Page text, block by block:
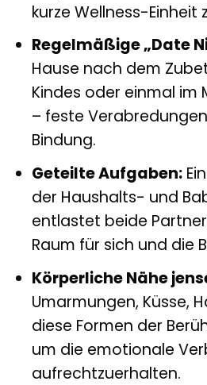
kurze Wellness-Einheit
Regelmäßige „Date
Hause nach dem
Kindes oder einmal im
– feste
Bindung.
Geteilte Aufgaben:
der Haushalts- und
entlastet beide
Raum für sich und die
Körperliche Nähe
Umarmungen, Küsse,
diese Formen der
um die emotionale
aufrechtzuerhalten.